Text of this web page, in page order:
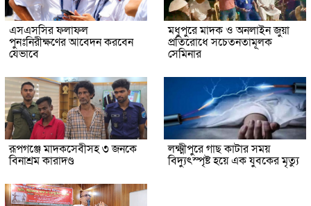
এসএসসির ফলাফল
পুনঃনিরীক্ষণের আবেদন করবেন
যেভাবে
মধুপুরে মাদক ও অনলাইন জুয়া
প্রতিরোধে সচেতনতামূলক
সেমিনার
রূপগঞ্জে মাদকসেবীসহ ৩ জনকে
বিনাশ্রম কারাদণ্ড
লক্ষ্মীপুরে গাছ কাটার সময়
বিদ্যুৎস্পৃষ্ট হয়ে এক যুবকের মৃত্যু